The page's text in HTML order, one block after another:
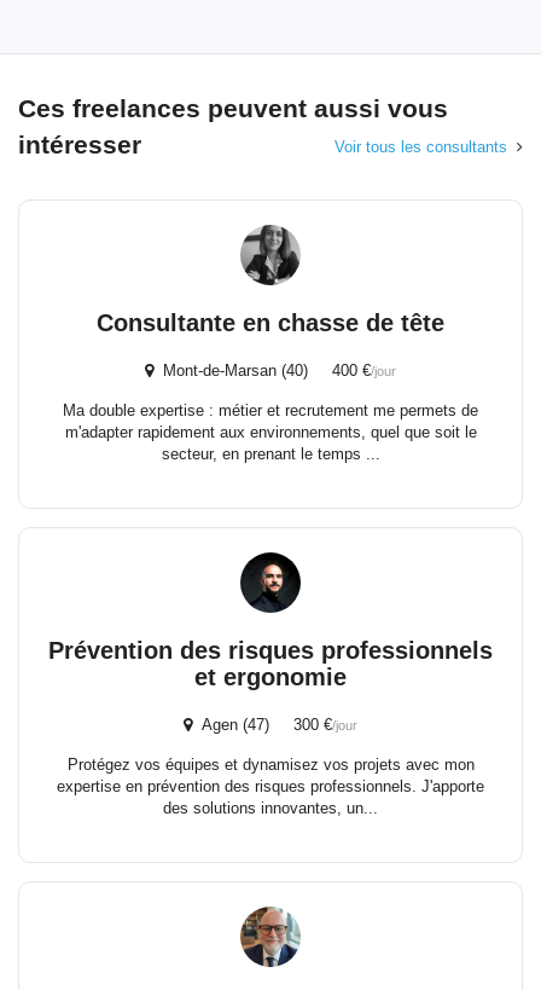
Ces freelances peuvent aussi vous
intéresser
Voir tous les consultants
Consultante en chasse de tête
Mont-de-Marsan (40) 400 €/jour
Ma double expertise : métier et recrutement me permets de
m'adapter rapidement aux environnements, quel que soit le
secteur, en prenant le temps ...
Prévention des risques professionnels
et ergonomie
Agen (47) 300 €/jour
Protégez vos équipes et dynamisez vos projets avec mon
expertise en prévention des risques professionnels. J'apporte
des solutions innovantes, un...